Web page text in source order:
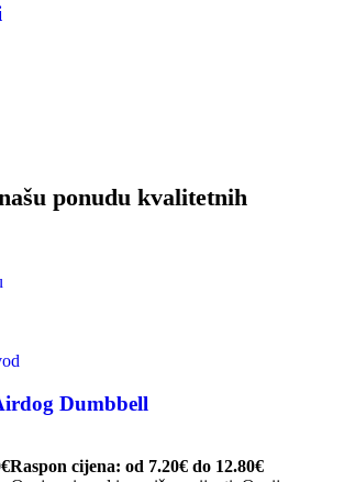
ponudu kvalitetnih
Dumbbell
€Raspon cijena: od 7.20€ do 12.80€